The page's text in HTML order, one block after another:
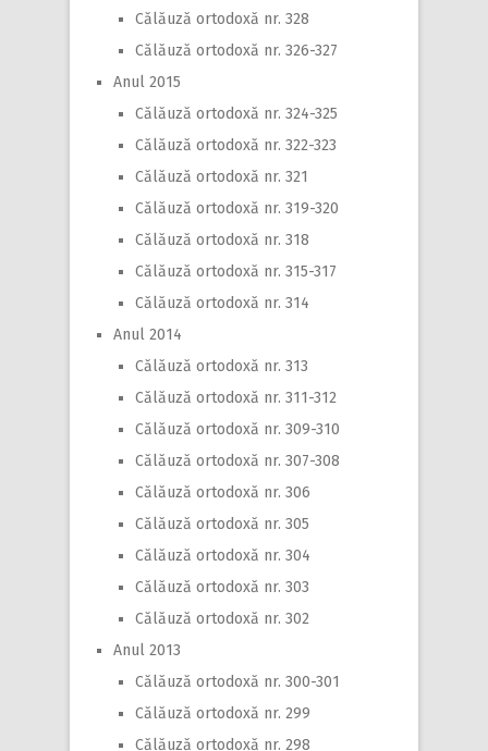
Călăuză ortodoxă nr. 328
Călăuză ortodoxă nr. 326-327
Anul 2015
Călăuză ortodoxă nr. 324-325
Călăuză ortodoxă nr. 322-323
Călăuză ortodoxă nr. 321
Călăuză ortodoxă nr. 319-320
Călăuză ortodoxă nr. 318
Călăuză ortodoxă nr. 315-317
Călăuză ortodoxă nr. 314
Anul 2014
Călăuză ortodoxă nr. 313
Călăuză ortodoxă nr. 311-312
Călăuză ortodoxă nr. 309-310
Călăuză ortodoxă nr. 307-308
Călăuză ortodoxă nr. 306
Călăuză ortodoxă nr. 305
Călăuză ortodoxă nr. 304
Călăuză ortodoxă nr. 303
Călăuză ortodoxă nr. 302
Anul 2013
Călăuză ortodoxă nr. 300-301
Călăuză ortodoxă nr. 299
Călăuză ortodoxă nr. 298